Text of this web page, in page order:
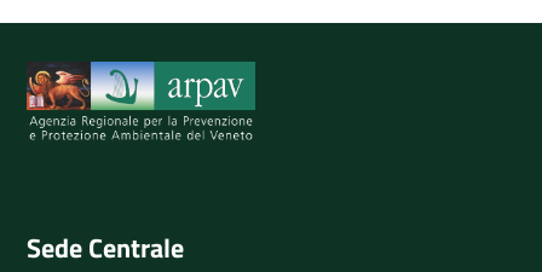
Spiegaci perchè, e aiutaci a migliorare il servizio
Sede Centrale